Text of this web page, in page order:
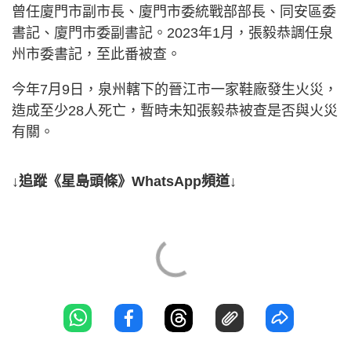
曾任廈門市副市長、廈門市委統戰部部長、同安區委
書記、廈門市委副書記。2023年1月，張毅恭調任泉
州市委書記，至此番被查。
今年7月9日，泉州轄下的晉江市一家鞋廠發生火災，
造成至少28人死亡，暫時未知張毅恭被查是否與火災
有關。
↓追蹤《星島頭條》WhatsApp頻道↓